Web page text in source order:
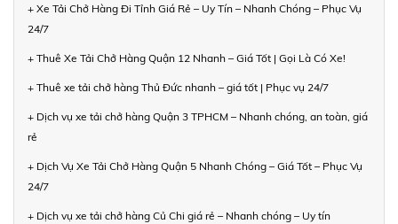
+ Xe Tải Chở Hàng Đi Tỉnh Giá Rẻ – Uy Tín – Nhanh Chóng – Phục Vụ
24/7
+ Thuê Xe Tải Chở Hàng Quận 12 Nhanh – Giá Tốt | Gọi Là Có Xe!
+ Thuê xe tải chở hàng Thủ Đức nhanh – giá tốt | Phục vụ 24/7
+ Dịch vụ xe tải chở hàng Quận 3 TPHCM – Nhanh chóng, an toàn, giá
rẻ
+ Dịch Vụ Xe Tải Chở Hàng Quận 5 Nhanh Chóng – Giá Tốt – Phục Vụ
24/7
+ Dịch vụ xe tải chở hàng Củ Chi giá rẻ – Nhanh chóng – Uy tín